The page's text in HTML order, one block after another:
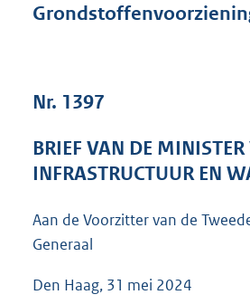
o
K
b
Nr. 1397
BRIEF VAN DE MINISTER
INFRASTRUCTUUR EN
Aan de Voorzitter van de
Generaal
Den Haag, 31 mei 2024